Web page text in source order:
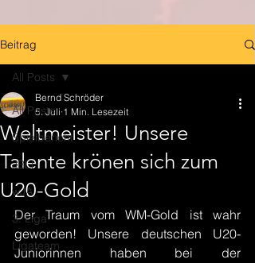
Beitrag
All Posts
Spielbericht
JBLH
wJA
3. Liga
Ligateam
All Posts
Weltmeister! Unsere
Talente krönen sich zum
U20-Gold
Bernd Schröder
5. Juli 1 Min. Lesezeit
Der Traum vom WM-Gold ist wahr
geworden! Unsere deutschen U20-
Juniorinnen haben bei der